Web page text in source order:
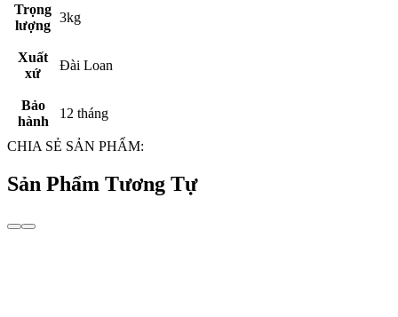
Trọng
lượng
3kg
Xuất
xứ
Đài Loan
Bảo
hành
12 tháng
CHIA SẺ SẢN PHẨM:
Sản Phẩm Tương Tự